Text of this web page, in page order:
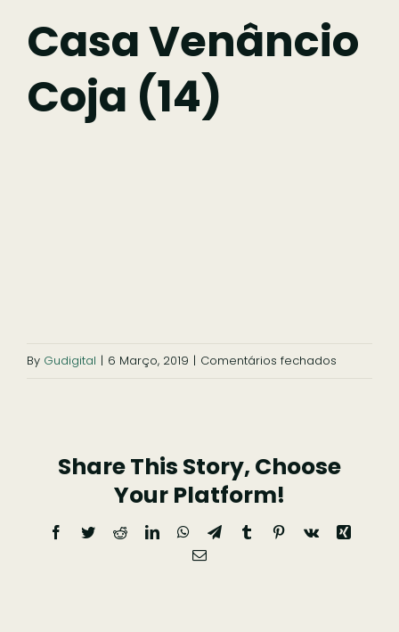
Fazer
Casa Venâncio
Coja (14)
By Gudigital | 6 Março, 2019 | Comentários fechados
(14)
Share This Story, Choose
Your Platform!
Facebook
TwitterRedditLinkedInWhatsApp
TelegramTumblrPinterest
Vk
Xing
Email